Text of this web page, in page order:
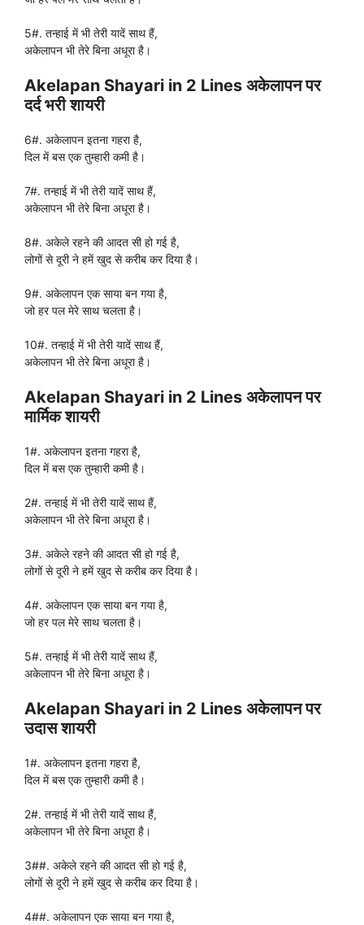
5#. तन्हाई में भी तेरी यादें साथ हैं,
अकेलापन भी तेरे बिना अधूरा है।
Akelapan Shayari in 2 Lines अकेलापन पर
दर्द भरी शायरी
6#. अकेलापन इतना गहरा है,
दिल में बस एक तुम्हारी कमी है।
7#. तन्हाई में भी तेरी यादें साथ हैं,
अकेलापन भी तेरे बिना अधूरा है।
8#. अकेले रहने की आदत सी हो गई है,
लोगों से दूरी ने हमें खुद से करीब कर दिया है।
9#. अकेलापन एक साया बन गया है,
जो हर पल मेरे साथ चलता है।
10#. तन्हाई में भी तेरी यादें साथ हैं,
अकेलापन भी तेरे बिना अधूरा है।
Akelapan Shayari in 2 Lines अकेलापन पर
मार्मिक शायरी
1#. अकेलापन इतना गहरा है,
दिल में बस एक तुम्हारी कमी है।
2#. तन्हाई में भी तेरी यादें साथ हैं,
अकेलापन भी तेरे बिना अधूरा है।
3#. अकेले रहने की आदत सी हो गई है,
लोगों से दूरी ने हमें खुद से करीब कर दिया है।
4#. अकेलापन एक साया बन गया है,
जो हर पल मेरे साथ चलता है।
5#. तन्हाई में भी तेरी यादें साथ हैं,
अकेलापन भी तेरे बिना अधूरा है।
Akelapan Shayari in 2 Lines अकेलापन पर
उदास शायरी
1#. अकेलापन इतना गहरा है,
दिल में बस एक तुम्हारी कमी है।
2#. तन्हाई में भी तेरी यादें साथ हैं,
अकेलापन भी तेरे बिना अधूरा है।
3##. अकेले रहने की आदत सी हो गई है,
लोगों से दूरी ने हमें खुद से करीब कर दिया है।
4##. अकेलापन एक साया बन गया है,